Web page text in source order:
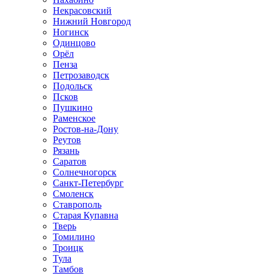
Некрасовский
Нижний Новгород
Ногинск
Одинцово
Орёл
Пенза
Петрозаводск
Подольск
Псков
Пушкино
Раменское
Ростов-на-Дону
Реутов
Рязань
Саратов
Солнечногорск
Санкт-Петербург
Смоленск
Ставрополь
Старая Купавна
Тверь
Томилино
Троицк
Тула
Тамбов